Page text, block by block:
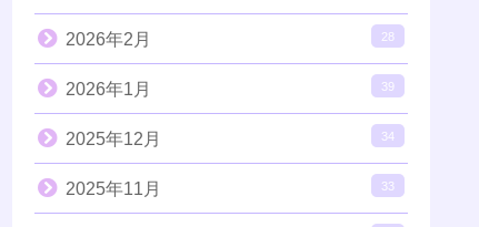
2026年2月 28
2026年1月 39
2025年12月 34
2025年11月 33